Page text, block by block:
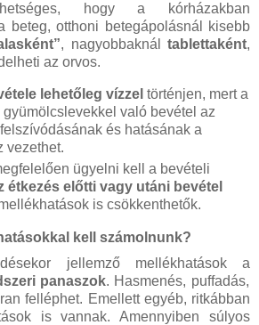
hogy a kórházakban
beteg, otthoni betegápolásnál kisebb
, nagyobbaknáltablettaként,
az orvos.
lehetőleg vízzel történjen, mert a
való bevétel az
és hatásának a
vezethet.
ügyelni kell a bevételi
étkezés előtti vagy utáni bevétel
is csökkenthetők.
kell számolnunk?
jellemző mellékhatások a
panaszok. Hasmenés, puffadás,
felléphet. Emellett egyéb, ritkábban
is vannak. Amennyiben súlyos